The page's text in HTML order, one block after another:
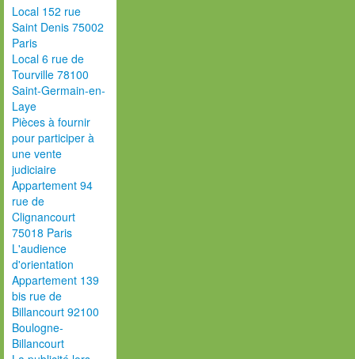
Local 152 rue
Saint Denis 75002
Paris
Local 6 rue de
Tourville 78100
Saint-Germain-en-
Laye
Pièces à fournir
pour participer à
une vente
judiciaire
Appartement 94
rue de
Clignancourt
75018 Paris
L'audience
d'orientation
Appartement 139
bis rue de
Billancourt 92100
Boulogne-
Billancourt